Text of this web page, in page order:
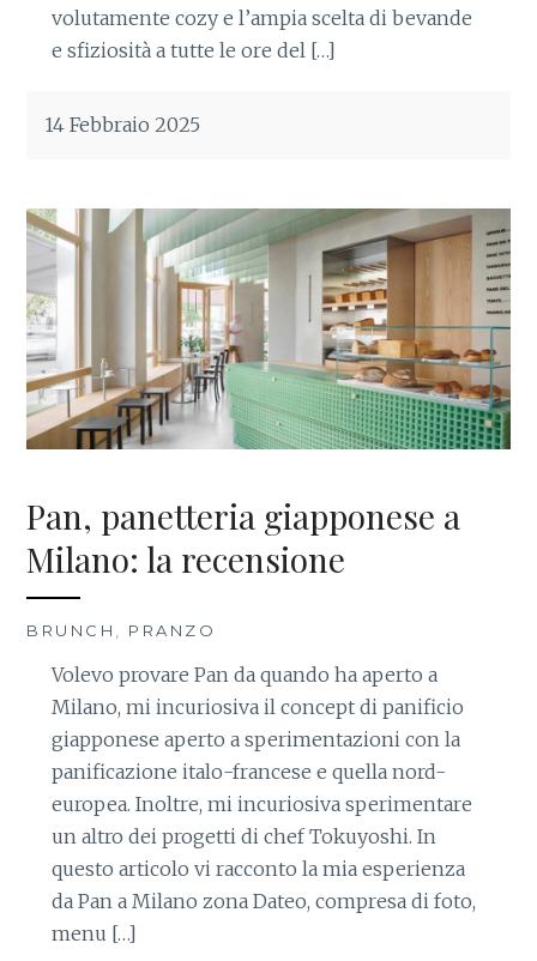
volutamente cozy e l’ampia scelta di bevande
e sfiziosità a tutte le ore del […]
14 Febbraio 2025
Pan, panetteria giapponese a
Milano: la recensione
BRUNCH , PRANZO
Volevo provare Pan da quando ha aperto a
Milano, mi incuriosiva il concept di panificio
giapponese aperto a sperimentazioni con la
panificazione italo-francese e quella nord-
europea. Inoltre, mi incuriosiva sperimentare
un altro dei progetti di chef Tokuyoshi. In
questo articolo vi racconto la mia esperienza
da Pan a Milano zona Dateo, compresa di foto,
menu […]